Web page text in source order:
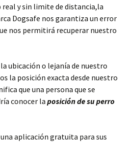
y sin limite de distancia,la
Dogsafe nos garantiza un error
nos permitirá recuperar nuestro
ubicación o lejanía de nuestro
la posición exacta desde nuestro
que una persona que se
conocer la posición de su perro
aplicación gratuita para sus